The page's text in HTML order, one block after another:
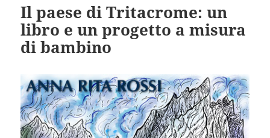
Il paese di Tritacrome: un
libro e un progetto a misura
di bambino